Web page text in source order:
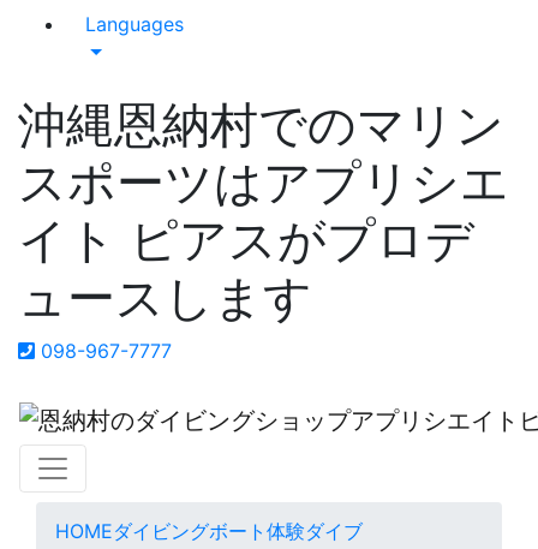
Languages
沖縄恩納村でのマリン
スポーツはアプリシエ
イト ピアスがプロデ
ュースします
098-967-7777
HOMEダイビングボート体験ダイブ